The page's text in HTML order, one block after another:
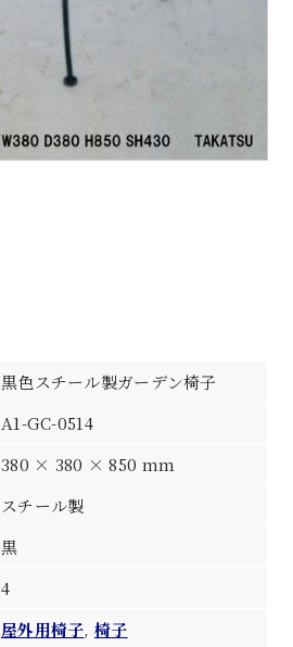
黒色スチール製ガーデン椅子
A1-GC-0514
380 × 380 × 850 mm
スチール製
黒
4
屋外用椅子,椅子